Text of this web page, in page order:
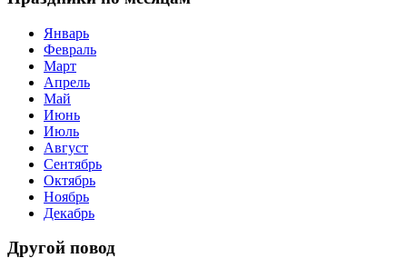
Январь
Февраль
Март
Апрель
Май
Июнь
Июль
Август
Сентябрь
Октябрь
Ноябрь
Декабрь
Другой повод